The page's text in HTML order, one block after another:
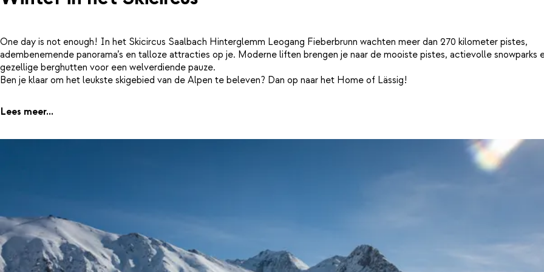
One day is not enough! In het Skicircus Saalbach Hinterglemm Leogang Fieberbrunn wachten meer dan 270 kilometer pistes,
adembenemende panorama’s en talloze attracties op je. Moderne liften brengen je naar de mooiste pistes, actievolle snowparks
gezellige berghutten voor een welverdiende pauze.
Ben je klaar om het leukste skigebied van de Alpen te beleven? Dan op naar het Home of Lässig!
Lees meer...